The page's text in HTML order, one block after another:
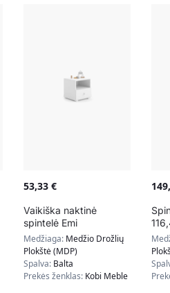
53,33 €
Vaikiška naktinė
spintelė Emi
40,5x37x40 cm, balta
Medžiaga: Medžio Drožlių
Plokštė (MDP)
Spalva: Balta
Prekės ženklas: Kobi Meble